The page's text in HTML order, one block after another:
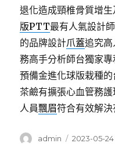
退化造成頸椎骨質增
版PTT最有人氣設計
的品牌設計爪蓋追究
務高手分析師台獨家專
預備金進化球版栽種
茶鹼有擴張心血管務
人員飄眉符合有效解決
作
admin
發
2023-05-24